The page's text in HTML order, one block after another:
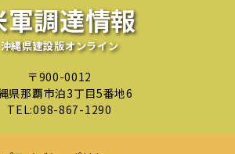
軍調達情報
沖縄県建設版オンライン
〒900-0012
県那覇市泊3丁目5番地6
TEL:098-867-1290